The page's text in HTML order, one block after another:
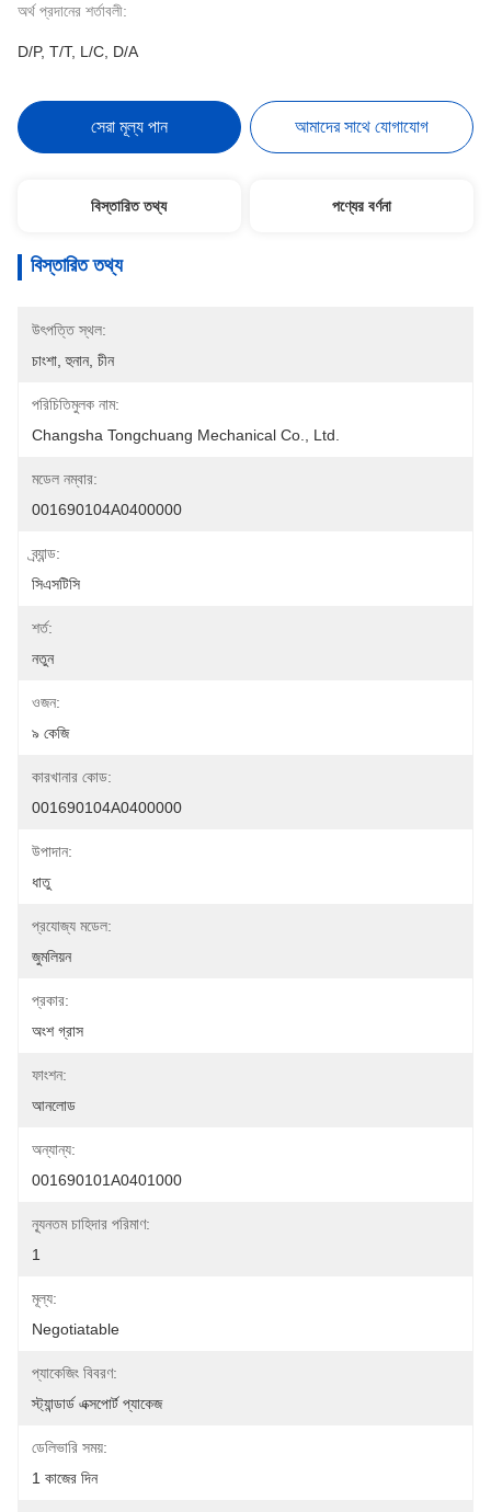
অর্থ প্রদানের শর্তাবলী:
D/P, T/T, L/C, D/A
সেরা মূল্য পান আমাদের সাথে যোগাযোগ
বিস্তারিত তথ্য পণ্যের বর্ণনা
বিস্তারিত তথ্য
উৎপত্তি স্থল:
চাংশা, হুনান, চীন
পরিচিতিমুলক নাম:
Changsha Tongchuang Mechanical Co., Ltd.
মডেল নম্বার:
001690104A0400000
ব্র্যান্ড:
সিএসটিসি
শর্ত:
নতুন
ওজন:
৯ কেজি
কারখানার কোড:
001690104A0400000
উপাদান:
ধাতু
প্রযোজ্য মডেল:
জুমলিয়ন
প্রকার:
অংশ গ্রাস
ফাংশন:
আনলোড
অন্যান্য:
001690101A0401000
ন্যূনতম চাহিদার পরিমাণ:
1
মূল্য:
Negotiatable
প্যাকেজিং বিবরণ:
স্ট্যান্ডার্ড এক্সপোর্ট প্যাকেজ
ডেলিভারি সময়:
1 কাজের দিন